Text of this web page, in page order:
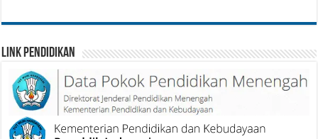
Link Pendidikan